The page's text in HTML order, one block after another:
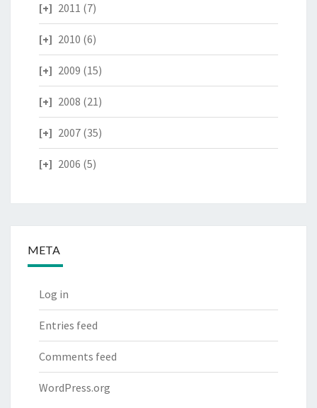
2011 (7)
2010 (6)
2009 (15)
2008 (21)
2007 (35)
2006 (5)
META
Log in
Entries feed
Comments feed
WordPress.org